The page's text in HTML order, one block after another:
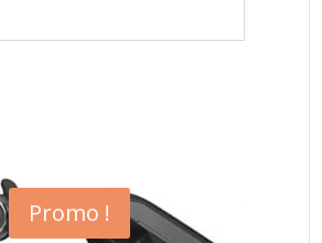
Promo !